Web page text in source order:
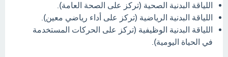
اللياقة البدنية الصحية (تركز على الصحة العامة).
اللياقة البدنية الرياضية (تركز على أداء رياضي معين).
اللياقة البدنية الوظيفية (تركز على الحركات المستخدمة
في الحياة اليومية).